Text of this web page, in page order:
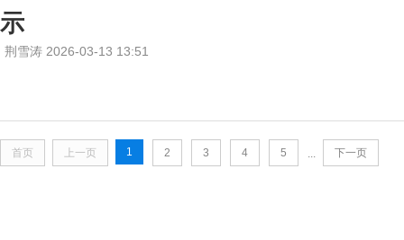
示
荆雪涛 2026-03-13 13:51
首页 上一页 1 2 3 4 5 ... 下一页